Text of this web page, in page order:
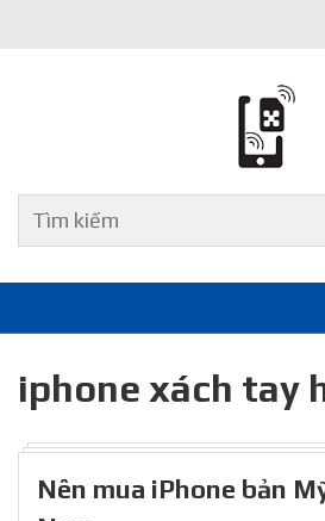
iphone xách tay
Nên mua iPhone bản